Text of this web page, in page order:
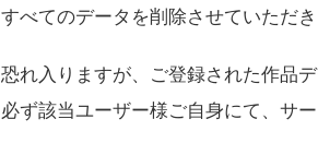
すべてのデータを削除させていただき
恐れ入りますが、ご登録された作品
必ず該当ユーザー様ご自身にて、サ